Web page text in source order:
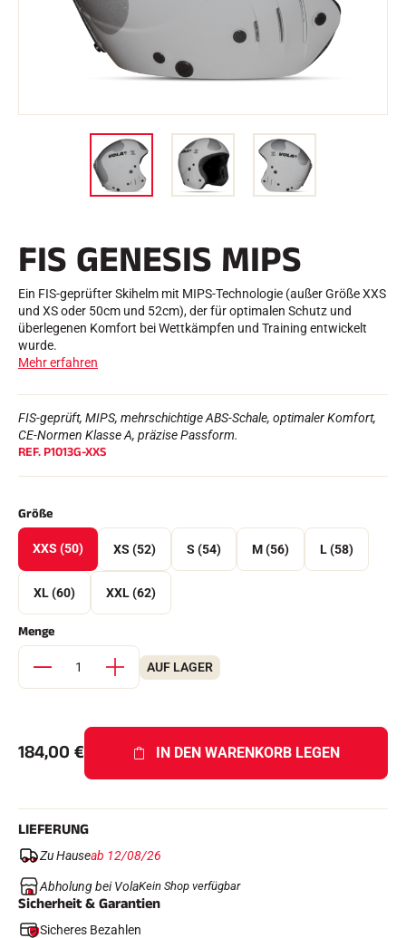
Etuis und Aktenkoffer
Nordische Struktur
Werkstatt, Pisten, Zubehör
AUSSTATTUNGEN
Sonnenbrille
stöcke
Schutzmaßnahmen
Roller Ski
TEXTILIEN
Textilien Ski Alpin
Textilien Nordischer Ski
Textilien Fahrrad
Underwear
ZEITMESSUNG
Komplette Sets
Chronometer und Übertragung
VOLA Board & Schutzschlüssel
Suite SkiAlp
Suite SkiNordic
Equestre Suite
Msports Suite
FIS GENESIS MIPS
Ein FIS-geprüfter Skihelm mit MIPS-Technologie (außer Größe XXS
und XS oder 50cm und 52cm), der für optimalen Schutz und
überlegenen Komfort bei Wettkämpfen und Training entwickelt
wurde.
Mehr erfahren
FIS-geprüft, MIPS, mehrschichtige ABS-Schale, optimaler Komfort,
CE-Normen Klasse A, präzise Passform.
REF.P1013G-XXS
Größe
XXS (50) XS (52) S (54) M (56) L (58)
XL (60) XXL (62)
Menge
AUF LAGER
184,00 € IN DEN WARENKORB LEGEN
LIEFERUNG
Zu Hauseab 12/08/26
Abholung bei VolaKein Shop verfügbar
Sicherheit & Garantien
Sicheres Bezahlen